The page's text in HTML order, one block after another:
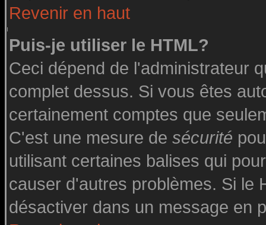
Revenir en haut
Puis-je utiliser le HTML?
Ceci dépend de l'administrateur
complet dessus. Si vous êtes
certainement comptes que
C'est une mesure de sécurité
utilisant certaines balises qui
causer d'autres problèmes. Si le
désactiver dans un message en